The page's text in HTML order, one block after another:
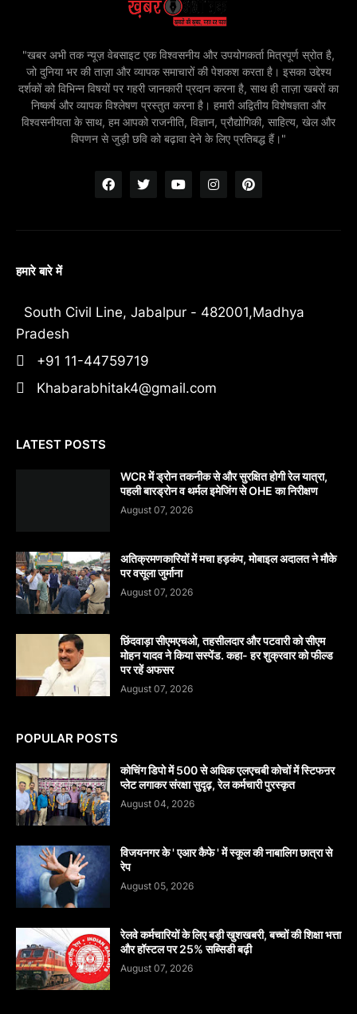
"खबर अभी तक न्यूज़ वेबसाइट एक विश्वसनीय और उपयोगकर्ता मित्रपूर्ण स्रोत है,
जो दुनिया भर की ताज़ा और व्यापक समाचारों की पेशकश करता है। इसका उद्देश्य
दर्शकों को विभिन्न विषयों पर गहरी जानकारी प्रदान करना है, साथ ही ताज़ा खबरों का
निष्कर्ष और व्यापक विश्लेषण प्रस्तुत करना है। हमारी अद्वितीय विशेषज्ञता और
विश्वसनीयता के साथ, हम आपको राजनीति, विज्ञान, प्रौद्योगिकी, साहित्य, खेल और
विपणन से जुड़ी छवि को बढ़ावा देने के लिए प्रतिबद्ध हैं।"
हमारे बारे में
South Civil Line, Jabalpur - 482001,Madhya
Pradesh
+91 11-44759719
Khabarabhitak4@gmail.com
LATEST POSTS
WCR में ड्रोन तकनीक से और सुरक्षित होगी रेल यात्रा,
पहली बारड्रोन व थर्मल इमेजिंग से OHE का निरीक्षण
August 07, 2026
अतिक्रमणकारियों में मचा हड़कंप, मोबाइल अदालत ने मौके
पर वसूला जुर्माना
August 07, 2026
छिंदवाड़ा सीएमएचओ, तहसीलदार और पटवारी को सीएम
मोहन यादव ने किया सस्पेंड. कहा- हर शुक्रवार को फील्ड
पर रहें अफसर
August 07, 2026
POPULAR POSTS
कोचिंग डिपो में 500 से अधिक एलएचबी कोचों में स्टिफऩर
प्लेट लगाकर संरक्षा सुदृढ़, रेल कर्मचारी पुरस्कृत
August 04, 2026
विजयनगर के ' एआर कैफे ' में स्कूल की नाबालिग छात्रा से
रेप
August 05, 2026
रेलवे कर्मचारियों के लिए बड़ी खुशखबरी, बच्चों की शिक्षा भत्ता
और हॉस्टल पर 25% सब्सिडी बढ़ी
August 07, 2026